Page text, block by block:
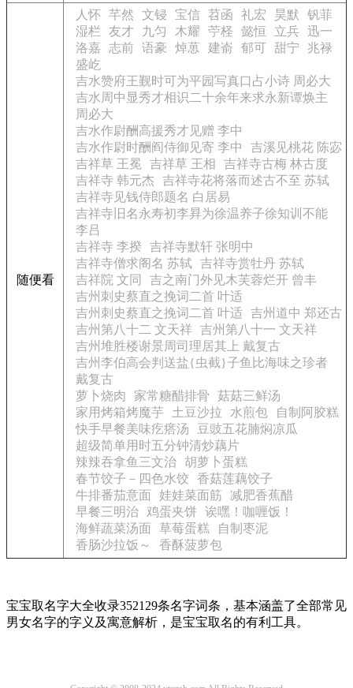
随便看
人怀 芊然 文锓 宝信 苕函 礼宏 昊默
钒菲
湿栏
友才 九匀 木耀 苧柽 懿恒 立兵 迅一
洛嘉
志前 语豪 焯葸 建嵛 郁可 甜宁
兆禄
盛屹
吉水赞府王觐时可为平园写真口占小诗 周必大
吉水周中显秀才相识二十余年来求永新谭焕主
周必大
吉水作尉酬高援秀才见赠 李中
吉水作尉时酬阎侍御见寄 李中
吉溪见桃花 陈宓
吉祥草 王冕
吉祥草 王相
吉祥寺古梅 林古度
吉祥寺 韩元杰 吉祥寺花将落而述古不至 苏轼
吉祥寺见钱侍郎题名 白居易
吉祥寺旧名永寿初李昪为徐温养子徐知训不能
李吕
吉祥寺 李揆
吉祥寺默轩 张明中
吉祥寺僧求阁名 苏轼 吉祥寺赏牡丹 苏轼
吉祥院 文同
吉之南门外见木芙蓉烂开 曾丰
吉州刺史蔡直之挽词二首 叶适
吉州刺史蔡直之挽词二首 叶适
吉州道中 郑还古
吉州第八十二 文天祥 吉州第八十一 文天祥
吉州堆胜楼谢景周司理居其上 戴复古
吉州李伯高会判送盐{虫截}子鱼比海味之珍者
戴复古
萝卜烧肉
家常糖醋排骨
菇菇三鲜汤
家用烤箱烤魔芋
土豆沙拉 水煎包
自制阿胶糕
快手早餐美味疙瘩汤
豆豉五花腩焖凉瓜
超级简单用时五分钟清炒藕片
辣辣吞拿鱼三文治 胡萝卜蛋糕
春节饺子－四色水饺
香菇莲藕饺子
牛排番茄意面
娃娃菜面筋
减肥香蕉醋
早餐三明治
鸡蛋夹饼
诶嘿！咖喱饭！
海鲜蔬菜汤面
草莓蛋糕
自制枣泥
香肠沙拉饭～
香酥菠萝包
宝宝取名字大全收录352129条名字词条，基本涵盖了全部常见
男女名字的字义及寓意解析，是宝宝取名的有利工具。